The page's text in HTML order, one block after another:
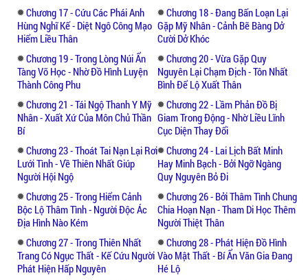
Chương 17 - Cứu Các Phái Anh
Hùng Nghĩ Kế - Diệt Ngô Công Mạo
Hiểm Liều Thân
Chương 18 - Đang Bấn Loạn Lại
Gặp Mỹ Nhân - Cảnh Bẽ Bàng Dở
Cười Dở Khóc
Chương 19 - Trong Lòng Núi Ẩn
Tàng Võ Học - Nhờ Đồ Hình Luyện
Thành Công Phu
Chương 20 - Vừa Gặp Quy
Nguyên Lại Chạm Địch - Tôn Nhất
Bình Để Lộ Xuất Thân
Chương 21 - Tái Ngộ Thanh Y Mỹ
Nhân - Xuất Xứ Của Môn Chủ Thần
Bí
Chương 22 - Lầm Phản Đồ Bị
Giam Trong Động - Nhờ Liều Lĩnh
Cục Diện Thay Đổi
Chương 23 - Thoát Tai Nạn Lại Rơi
Lưới Tình - Về Thiên Nhất Giúp
Người Hội Ngộ
Chương 24 - Lai Lịch Bất Minh
Hay Minh Bạch - Bởi Ngỡ Ngàng
Quy Nguyên Bỏ Đi
Chương 25 - Trong Hiểm Cảnh
Bộc Lộ Thâm Tình - Người Độc Ác
Địa Hình Nào Kém
Chương 26 - Bởi Thâm Tình Chung
Chia Hoạn Nạn - Tham Di Học Thêm
Người Thiệt Thân
Chương 27 - Trong Thiên Nhất
Trang Có Ngục Thất - Kế Cứu Người
Phát Hiện Hấp Nguyên
Chương 28 - Phát Hiện Đồ Hình
Vào Mật Thất - Bí Ẩn Văn Gia Đang
Hé Lộ